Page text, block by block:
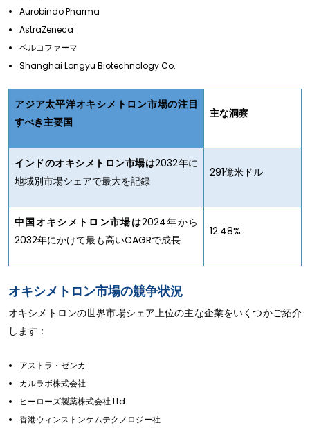
Aurobindo Pharma
AstraZeneca
ベルコファーマ
Shanghai Longyu Biotechnology Co.
アジア太平洋オキシメトロン市場の注目
すべき主要国
主な洞察
インドのオキシメトロン市場は2032年に
地域別市場シェアで最大を記録
291億米ドル
中国オキシメトロン市場は2024年から
2032年にかけて最も高いCAGRで成長
12.48%
オキシメトロン市場の競争状況
オキシメトロンの世界市場シェア上位の主な企業をいくつかご紹介
します：
アストラ・ゼンカ
カルラボ株式会社
ヒーローズ製薬株式会社 Ltd.
香港ウィンストンケムテクノロジー社